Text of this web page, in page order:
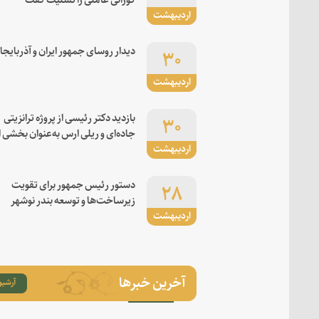
اردیبهشت
اردیبهشت
۳۰ دیدار روسای جمهور ایران و
اردیبهشت
۳۰
بازدید دکتر رئیسی از پروژه ترانزیتی
جاده‌ای و ریلی ارس به‌عنوان بخشی
اردیبهشت
۲۸
دستور رئیس جمهور برای تقویت
زیرساخت‌ها و توسعه بندر نوشهر
آخرین خبرها